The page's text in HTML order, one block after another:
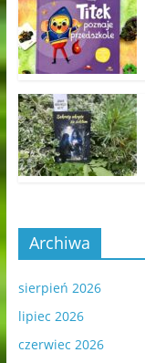
Archiwa
sierpień 2026
lipiec 2026
czerwiec 2026